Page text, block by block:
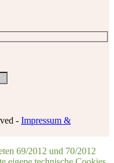
- Impressum &
69/2012 und 70/2012